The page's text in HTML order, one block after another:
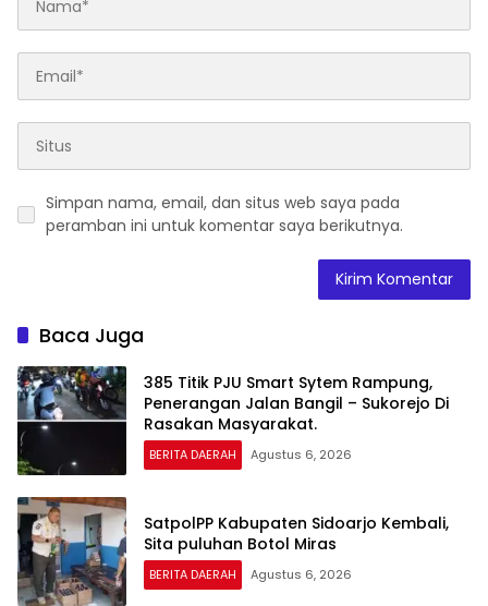
Simpan nama, email, dan situs web saya pada
peramban ini untuk komentar saya berikutnya.
Baca Juga
385 Titik PJU Smart Sytem Rampung,
Penerangan Jalan Bangil – Sukorejo Di
Rasakan Masyarakat.
BERITA DAERAH Agustus 6, 2026
SatpolPP Kabupaten Sidoarjo Kembali,
Sita puluhan Botol Miras
BERITA DAERAH Agustus 6, 2026